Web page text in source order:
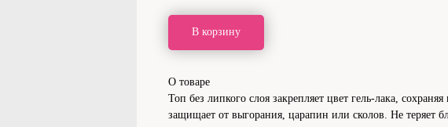
В корзину
О товаре
Топ без липкого слоя закрепляет цвет гель-лака,
защищает от выгорания, царапин или сколов. Не теряет